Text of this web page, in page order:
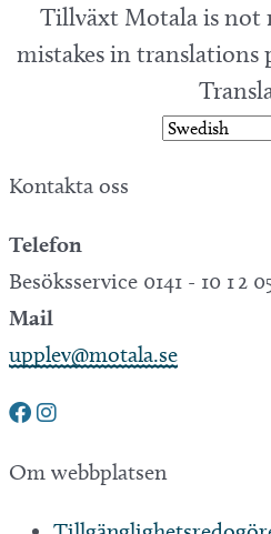
Tillväxt Motala is not
mistakes in translations
Kontakta oss
Telefon
Besöksservice 0141 - 10 1 2
Mail
upplev@motala.se
Om webbplatsen